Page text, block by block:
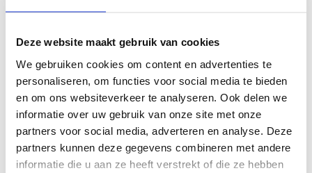
Deze website maakt gebruik van cookies
We gebruiken cookies om content en advertenties te
personaliseren, om functies voor social media te bieden
en om ons websiteverkeer te analyseren. Ook delen we
informatie over uw gebruik van onze site met onze
partners voor social media, adverteren en analyse. Deze
partners kunnen deze gegevens combineren met andere
informatie die u aan ze heeft verstrekt of die ze hebben
10. Kijk na afloop terug op je prestatie en analyseer
wat er allemaal goed ging.
Ben daar trots op en koester de positieve aspecten. De
meer kritische wedstrijdloper zal geheid ook kijken naar
verbeterpunten, maar vergeet niet dat er volgend jaar